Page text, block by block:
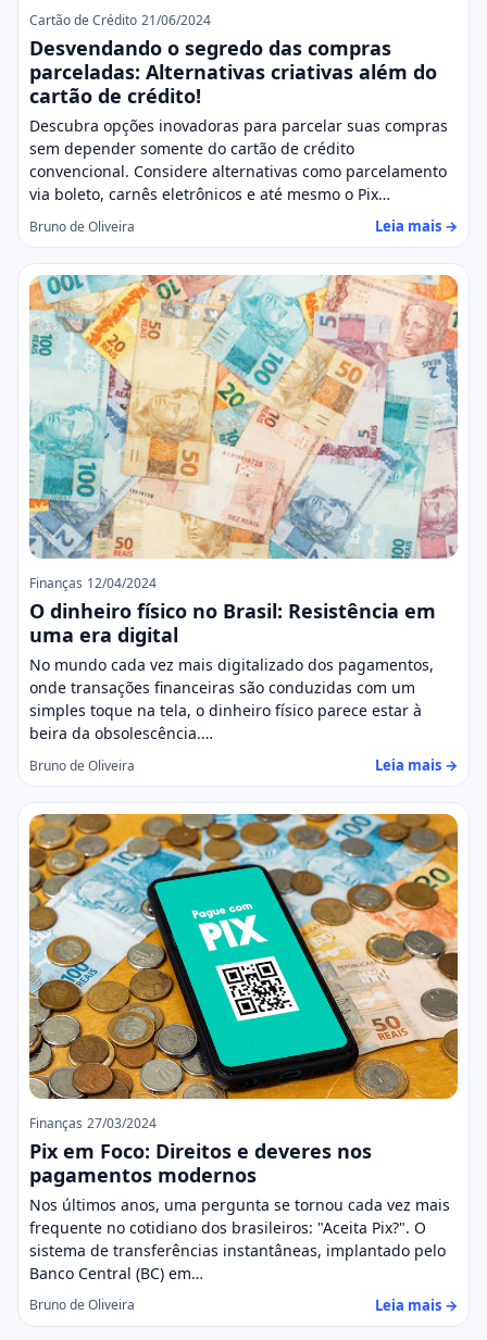
Cartão de Crédito 21/06/2024
Desvendando o segredo das compras
parceladas: Alternativas criativas além do
cartão de crédito!
Descubra opções inovadoras para parcelar suas compras
sem depender somente do cartão de crédito
convencional. Considere alternativas como parcelamento
via boleto, carnês eletrônicos e até mesmo o Pix…
Bruno de Oliveira Leia mais →
Finanças 12/04/2024
O dinheiro físico no Brasil: Resistência em
uma era digital
No mundo cada vez mais digitalizado dos pagamentos,
onde transações financeiras são conduzidas com um
simples toque na tela, o dinheiro físico parece estar à
beira da obsolescência.…
Bruno de Oliveira Leia mais →
Finanças 27/03/2024
Pix em Foco: Direitos e deveres nos
pagamentos modernos
Nos últimos anos, uma pergunta se tornou cada vez mais
frequente no cotidiano dos brasileiros: "Aceita Pix?". O
sistema de transferências instantâneas, implantado pelo
Banco Central (BC) em…
Bruno de Oliveira Leia mais →